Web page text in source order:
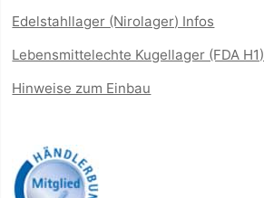
Edelstahllager (Nirolager) Infos
Lebensmittelechte Kugellager (FDA H1)
Hinweise zum Einbau